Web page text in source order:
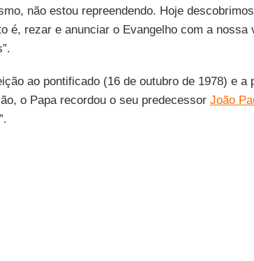
não estou repreendendo. Hoje
é, rezar e anunciar o Evangelho com a nossa
ao pontificado (16 de outubro de 1978) e a
o Papa recordou o seu predecessor João